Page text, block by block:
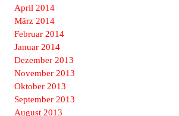
April 2014
März 2014
Februar 2014
Januar 2014
Dezember 2013
November 2013
Oktober 2013
September 2013
August 2013